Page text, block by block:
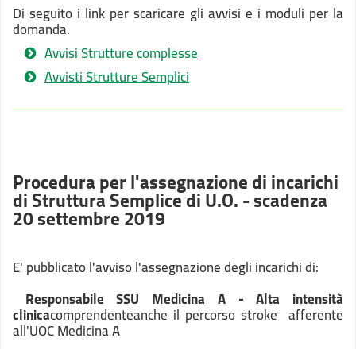
Di seguito i link per scaricare gli avvisi e i moduli per la
domanda.
Avvisi Strutture complesse
Avvisti Strutture Semplici
Procedura per l'assegnazione di incarichi
di Struttura Semplice di U.O. - scadenza
20 settembre 2019
E' pubblicato l'avviso l'assegnazione degli incarichi di:
Responsabile SSU Medicina A - Alta intensità
clinicacomprendenteanche il percorso stroke afferente
all'UOC Medicina A